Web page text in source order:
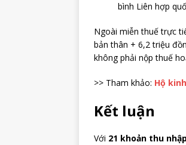
bình Liên hợp
Ngoài miễn thuế trực
bản thân + 6,2 triệu
không phải nộp thuế
>> Tham khảo: Hộ
Kết luận
Với 21 khoản thu